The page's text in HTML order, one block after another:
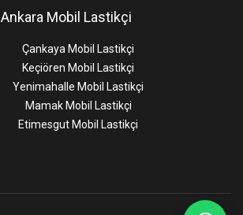
Ankara Mobil Lastikçi
Çankaya Mobil Lastikçi
Keçiören Mobil Lastikçi
Yenimahalle Mobil Lastikçi
Mamak Mobil Lastikçi
Etimesgut Mobil Lastikçi